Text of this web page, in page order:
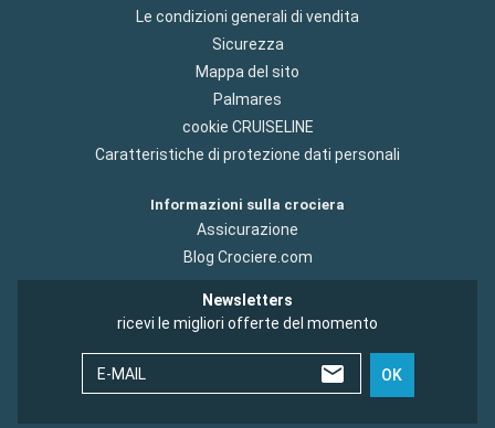
Le condizioni generali di vendita
Sicurezza
Mappa del sito
Palmares
cookie CRUISELINE
Caratteristiche di protezione dati personali
Informazioni sulla crociera
Assicurazione
Blog Crociere.com
Newsletters
ricevi le migliori offerte del momento
E-MAIL OK